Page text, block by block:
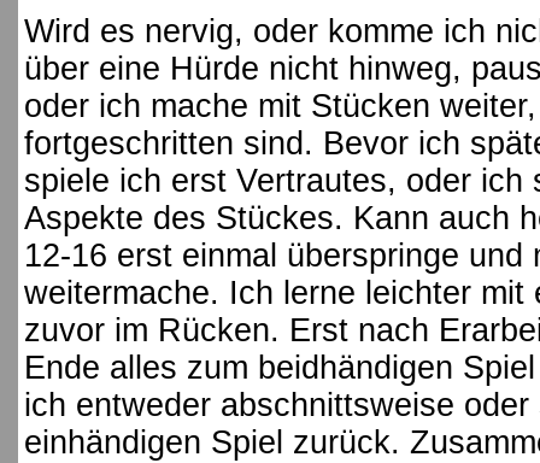
Wird es nervig, oder komme ich
über eine Hürde nicht hinweg,
oder ich mache mit Stücken
fortgeschritten sind. Bevor ich
spiele ich erst Vertrautes, oder
Aspekte des Stückes. Kann auch
12-16 erst einmal überspringe
weitermache. Ich lerne leichter
zuvor im Rücken. Erst nach
Ende alles zum beidhändigen
ich entweder abschnittsweise
einhändigen Spiel zurück.